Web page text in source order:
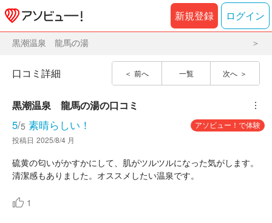
新規登録 ログイン
黒潮温泉 龍馬の湯
前へ 一覧 次へ
口コミ詳細
黒潮温泉　龍馬の湯の口コミ ︙
5/5 素晴らしい！
アソビュー！で体験
投稿日 2025/8/4 月
硫黄の匂いがかすかにして、肌がツルツルになった気がします。
清潔感もありました。オススメしたい温泉です。
1